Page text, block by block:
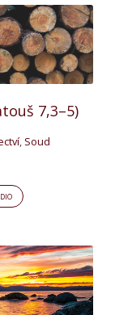
7,3–5)
, Soud